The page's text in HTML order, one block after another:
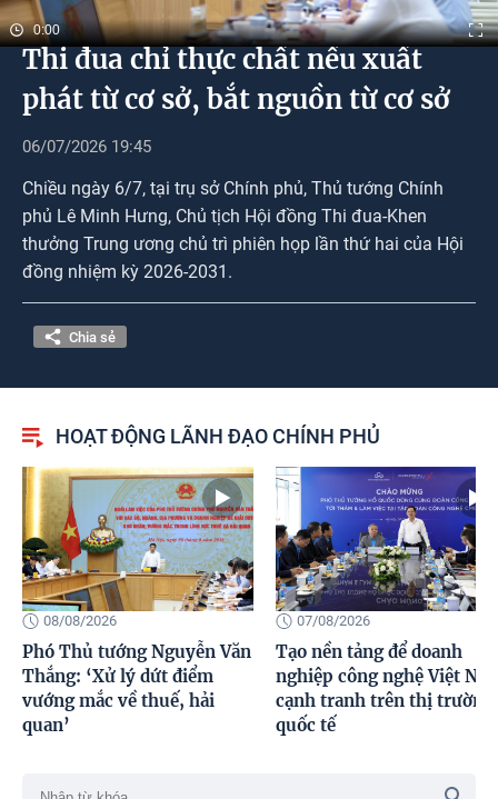
Longform
Infographics
0:00
Thi đua chỉ thực chất nếu xuất
phát từ cơ sở, bắt nguồn từ cơ sở
06/07/2026 19:45
Chiều ngày 6/7, tại trụ sở Chính phủ, Thủ tướng Chính
phủ Lê Minh Hưng, Chủ tịch Hội đồng Thi đua-Khen
thưởng Trung ương chủ trì phiên họp lần thứ hai của Hội
đồng nhiệm kỳ 2026-2031.
Chia sẻ
HOẠT ĐỘNG LÃNH ĐẠO CHÍNH PHỦ
08/08/2026
Phó Thủ tướng Nguyễn Văn
Thắng: ‘Xử lý dứt điểm
vướng mắc về thuế, hải
quan’
07/08/2026
Tạo nền tảng để doanh
nghiệp công nghệ Việt
cạnh tranh trên thị trường
quốc tế